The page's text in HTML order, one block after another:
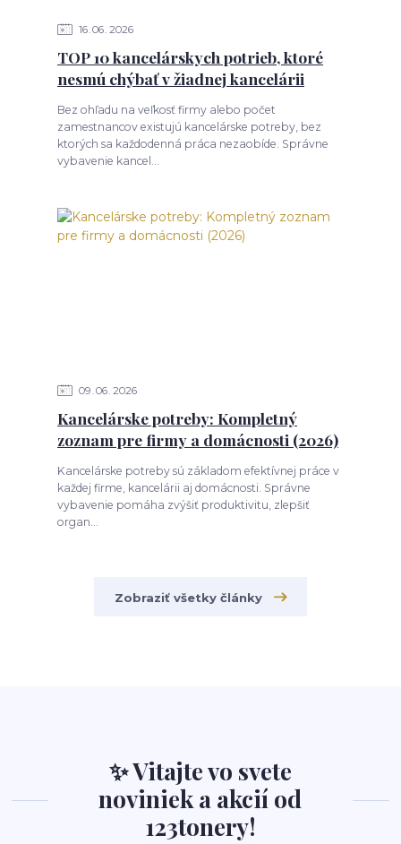
16 06 2026
TOP 10 kancelárskych potrieb, ktoré
nesmú chýbať v žiadnej kancelárii
Bez ohľadu na veľkosť firmy alebo počet
zamestnancov existujú kancelárske potreby, bez
ktorých sa každodenná práca nezaobíde. Správne
vybavenie kancel...
09 06 2026
Kancelárske potreby: Kompletný
zoznam pre firmy a domácnosti (2026)
Kancelárske potreby sú základom efektívnej práce v
každej firme, kancelárii aj domácnosti. Správne
vybavenie pomáha zvýšiť produktivitu, zlepšiť
organ...
Zobraziť všetky články
✨ Vitajte vo svete
noviniek a akcií od
123tonery!